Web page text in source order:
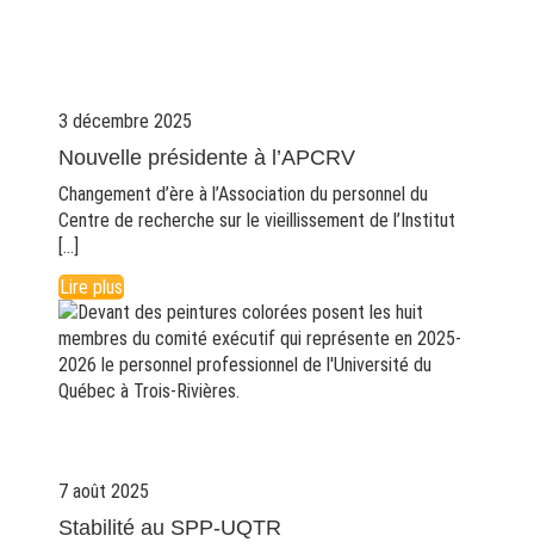
3 décembre 2025
Nouvelle présidente à l’APCRV
Changement d’ère à l’Association du personnel du
Centre de recherche sur le vieillissement de l’Institut
[…]
Lire plus
7 août 2025
Stabilité au SPP-UQTR